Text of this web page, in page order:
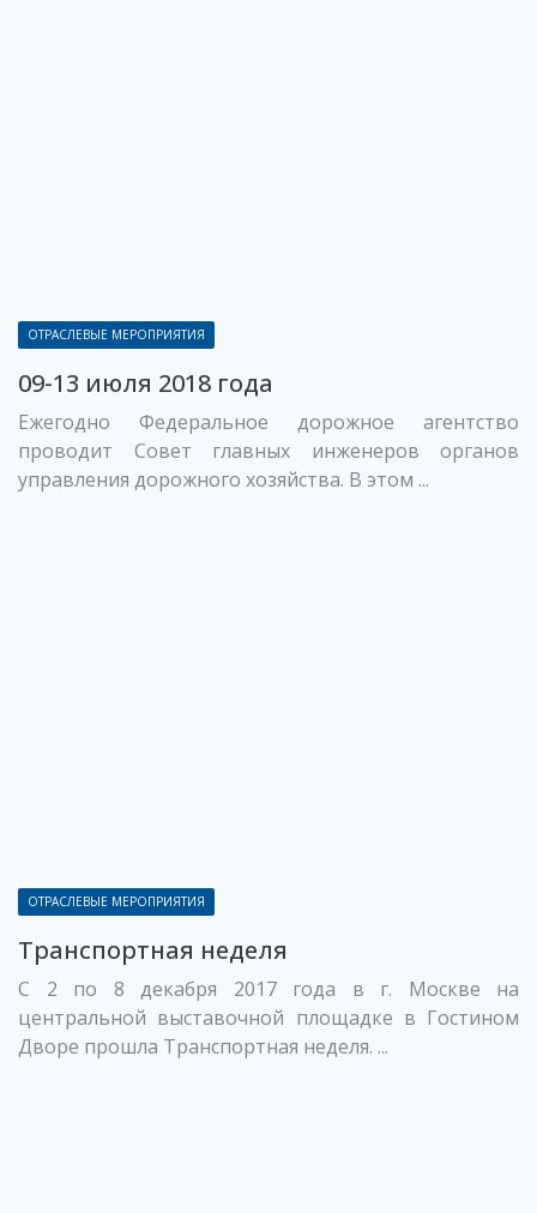
ОТРАСЛЕВЫЕ МЕРОПРИЯТИЯ
09-13 июля 2018 года
Ежегодно Федеральное дорожное агентство
проводит Совет главных инженеров органов
управления дорожного хозяйства. В этом ...
ОТРАСЛЕВЫЕ МЕРОПРИЯТИЯ
Транспортная неделя
С 2 по 8 декабря 2017 года в г. Москве на
центральной выставочной площадке в Гостином
Дворе прошла Транспортная неделя. ...